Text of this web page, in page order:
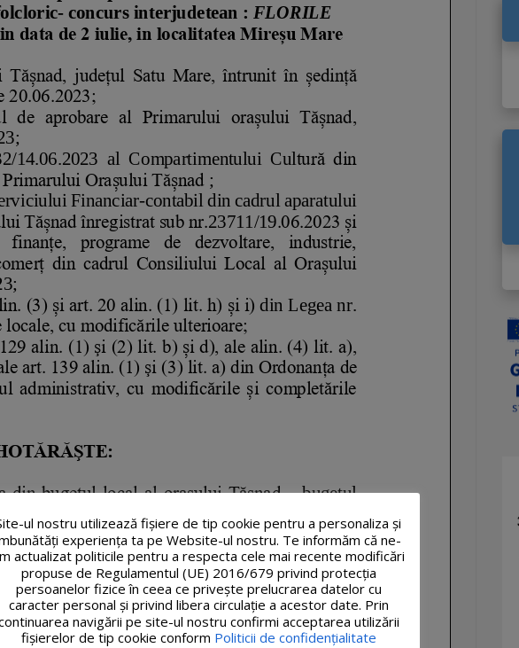
ul nostru utilizează fişiere de tip cookie pentru a personaliza și
experiența ta pe Website-ul nostru. Te informăm că ne-
actualizat politicile pentru a respecta cele mai recente modificări
propuse de Regulamentul (UE) 2016/679 privind protecția
persoanelor fizice în ceea ce privește prelucrarea datelor cu
caracter personal și privind libera circulație a acestor date. Prin
navigării pe site-ul nostru confirmi acceptarea utilizării
fişierelor de tip cookie conform Politicii de confidențialitate